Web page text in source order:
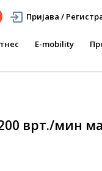
Пријава /
E-mobility
врт./мин